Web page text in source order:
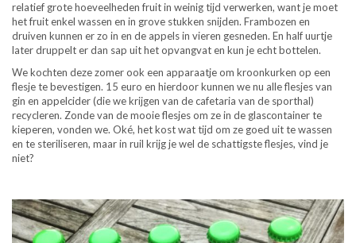
relatief grote hoeveelheden fruit in weinig tijd verwerken, want je moet
het fruit enkel wassen en in grove stukken snijden. Frambozen en
druiven kunnen er zo in en de appels in vieren gesneden. En half uurtje
later druppelt er dan sap uit het opvangvat en kun je echt bottelen.
We kochten deze zomer ook een apparaatje om kroonkurken op een
flesje te bevestigen. 15 euro en hierdoor kunnen we nu alle flesjes van
gin en appelcider (die we krijgen van de cafetaria van de sporthal)
recycleren. Zonde van de mooie flesjes om ze in de glascontainer te
kieperen, vonden we. Oké, het kost wat tijd om ze goed uit te wassen
en te steriliseren, maar in ruil krijg je wel de schattigste flesjes, vind je
niet?